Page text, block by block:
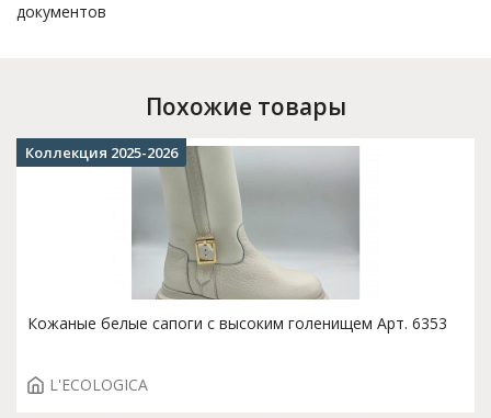
документов
Похожие товары
Кожаные белые сапоги с высоким голенищем Арт. 6353
L'ECOLOGICA
Коллекция 2025-2026